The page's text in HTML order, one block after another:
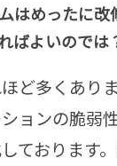
はめったに改
ばよいのでは
ど多くあり
ョンの脆弱
ております